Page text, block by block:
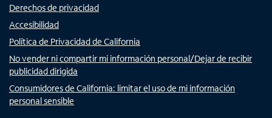
Derechos de privacidad
Accesibilidad
Política de Privacidad de California
No vender ni compartir mi información personal/Dejar de recibir
publicidad dirigida
Consumidores de California: limitar el uso de mi información
personal sensible